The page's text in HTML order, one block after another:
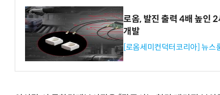
로옴, 발진 출력 4배 높인
개발
[로옴세미컨덕터코리아] 뉴스